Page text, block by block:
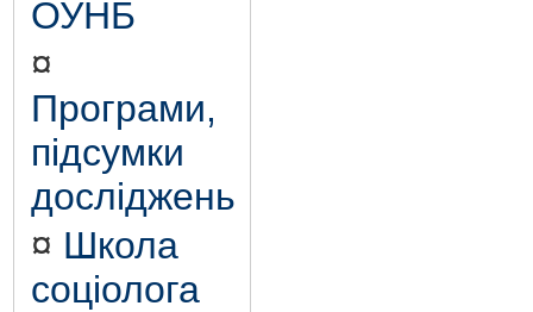
ОУНБ
¤
Програми,
підсумки
досліджень
¤ Школа
соціолога